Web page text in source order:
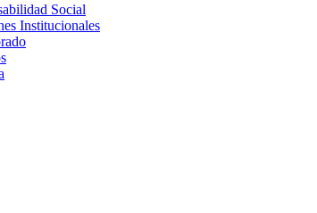
Social
Institucionales